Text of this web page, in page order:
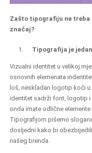
Zašto tipografiju ne treba
značaj?
Tipografija je
Vizualni identitet u velikoj
osnovnih elemenata
loš, neskladan logotip koči
identitet sadrži font, logotip
onda imate odlične
Tipografijom pišemo
dosljedni kako bi
našeg brenda.